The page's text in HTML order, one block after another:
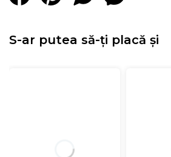
S-ar putea să-ți placă și